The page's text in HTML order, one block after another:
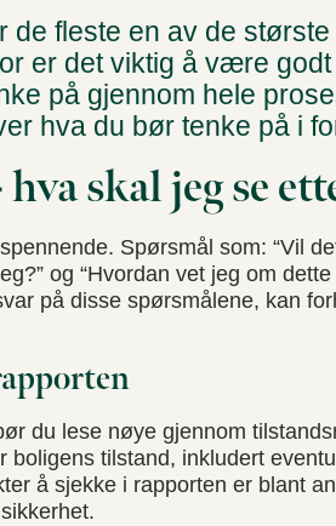
de fleste en av de
er det viktig å være
på gjennom hele
hva du bør tenke på i
skal jeg se
Spørsmål som: “Vil
og “Hvordan vet jeg om
på disse spørsmålene, kan
du lese nøye gjennom
boligens tilstand, inkludert
å sjekke i rapporten er blant